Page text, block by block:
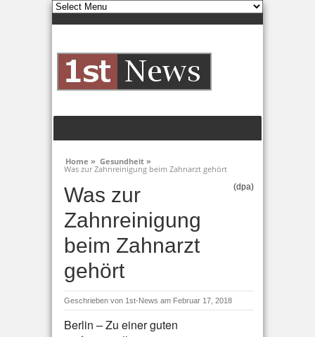
Home » Gesundheit »
Was zur Zahnreinigung beim Zahnarzt gehört
Was zur
Zahnreinigung
beim Zahnarzt
gehört
(dpa)
Geschrieben von 1st-News am Februar 17, 2018
Berlin – Zu einer guten